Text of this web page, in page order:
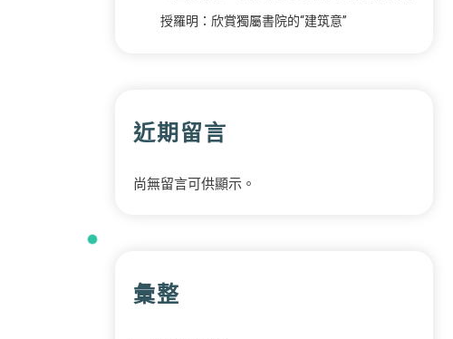
授羅明：欣賞獨屬書院的“建筑意”
近期留言
尚無留言可供顯示。
彙整